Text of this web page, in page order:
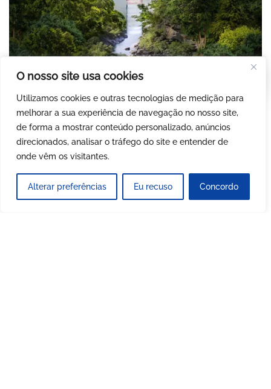
O nosso site usa cookies
Utilizamos cookies e outras tecnologias de medição para
melhorar a sua experiência de navegação no nosso site,
de forma a mostrar conteúdo personalizado, anúncios
direcionados, analisar o tráfego do site e entender de
onde vêm os visitantes.
Alterar preferências Eu recuso Concordo